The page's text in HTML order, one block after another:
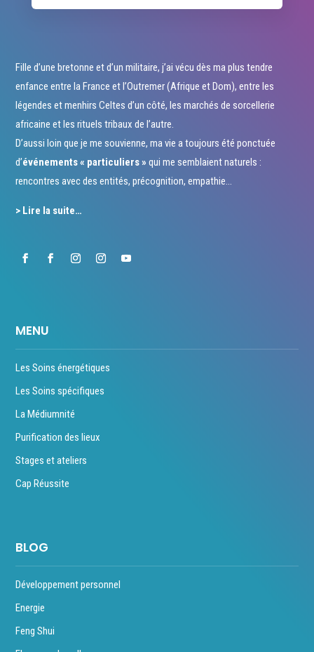
Fille d’une bretonne et d’un militaire, j’ai vécu dès ma plus tendre
enfance entre la France et l’Outremer (Afrique et Dom), entre les
légendes et menhirs Celtes d’un côté, les marchés de sorcellerie
africaine et les rituels tribaux de l’autre.
D’aussi loin que je me souvienne, ma vie a toujours été ponctuée
d’événements « particuliers » qui me semblaient naturels :
rencontres avec des entités, précognition, empathie…
> Lire la suite…
MENU
Les Soins énergétiques
Les Soins spécifiques
La Médiumnité
Purification des lieux
Stages et ateliers
Cap Réussite
BLOG
Développement personnel
Energie
Feng Shui